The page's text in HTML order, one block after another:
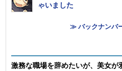
ゃいました
≫ バックナンバ
激務な職場を辞めたいが、美女が